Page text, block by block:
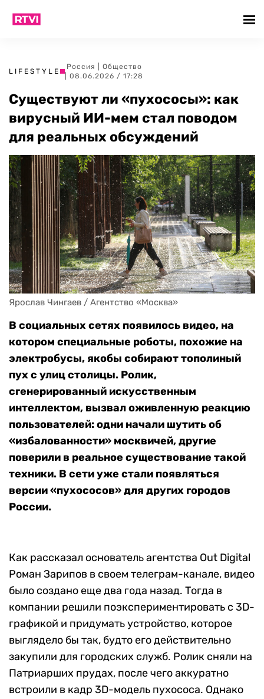
LIFESTYLE
Россия
Общество
| 08.06.2026 / 17:28
Существуют ли «пухососы»: как
вирусный ИИ-мем стал поводом
для реальных обсуждений
Ярослав Чингаев / Агентство «Москва»
В социальных сетях появилось видео, на
котором специальные роботы, похожие на
электробусы, якобы собирают тополиный
пух с улиц столицы. Ролик,
сгенерированный искусственным
интеллектом, вызвал оживленную реакцию
пользователей: одни начали шутить об
«избалованности» москвичей, другие
поверили в реальное существование такой
техники. В сети уже стали появляться
версии «пухососов» для других городов
России.
Как рассказал основатель агентства Out Digital
Роман Зарипов в своем телеграм-канале, видео
было создано еще два года назад. Тогда в
компании решили поэкспериментировать с 3D-
графикой и придумать устройство, которое
выглядело бы так, будто его действительно
закупили для городских служб. Ролик сняли на
Патриарших прудах, после чего аккуратно
встроили в кадр 3D-модель пухососа. Однако